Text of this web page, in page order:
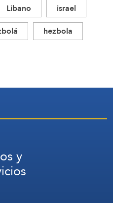
Libano
israel
hezbola
y